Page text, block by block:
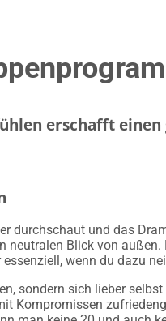
erschafft
durchschaut und das
neutralen Blick von
wenn du dazu
sondern sich lieber
Kompromissen